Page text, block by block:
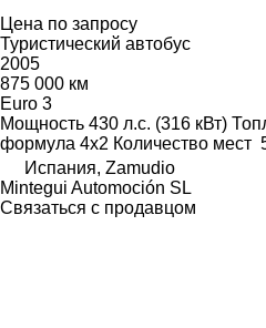
Цена по запросу
Туристический автобус
2005
875 000 км
Euro 3
Мощность 430 л.с. (316 кВт)
формула 4x2 Количество мест
Испания, Zamudio
Mintegui Automoción SL
Связаться с продавцом